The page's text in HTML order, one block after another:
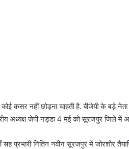
कसर नहीं छोड़ना चाहती है. बीजेपी के बड़े
अध्यक्ष जेपी नड्डा 4 मई को सूरजपुर जिले में
प्रभारी नितिन नवीन सूरजपुर में जोरशोर